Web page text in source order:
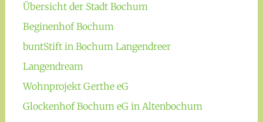
Übersicht der Stadt Bochum
Beginenhof Bochum
buntStift in Bochum Langendreer
Langendream
Wohnprojekt Gerthe eG
Glockenhof Bochum eG in Altenbochum